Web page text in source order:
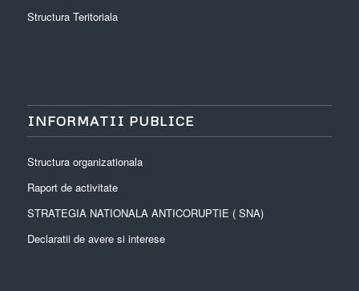
Structura Teritoriala
INFORMATII PUBLICE
Structura organizationala
Raport de activitate
STRATEGIA NATIONALA ANTICORUPTIE ( SNA)
Declaratii de avere si interese